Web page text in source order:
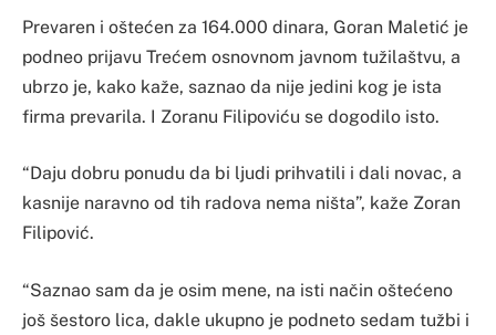
Prevaren i oštećen za 164.000 dinara, Goran Maletić je
podneo prijavu Trećem osnovnom javnom tužilaštvu, a
ubrzo je, kako kaže, saznao da nije jedini kog je ista
firma prevarila. I Zoranu Filipoviću se dogodilo isto.
“Daju dobru ponudu da bi ljudi prihvatili i dali novac, a
kasnije naravno od tih radova nema ništa”, kaže Zoran
Filipović.
“Saznao sam da je osim mene, na isti način oštećeno
još šestoro lica, dakle ukupno je podneto sedam tužbi i